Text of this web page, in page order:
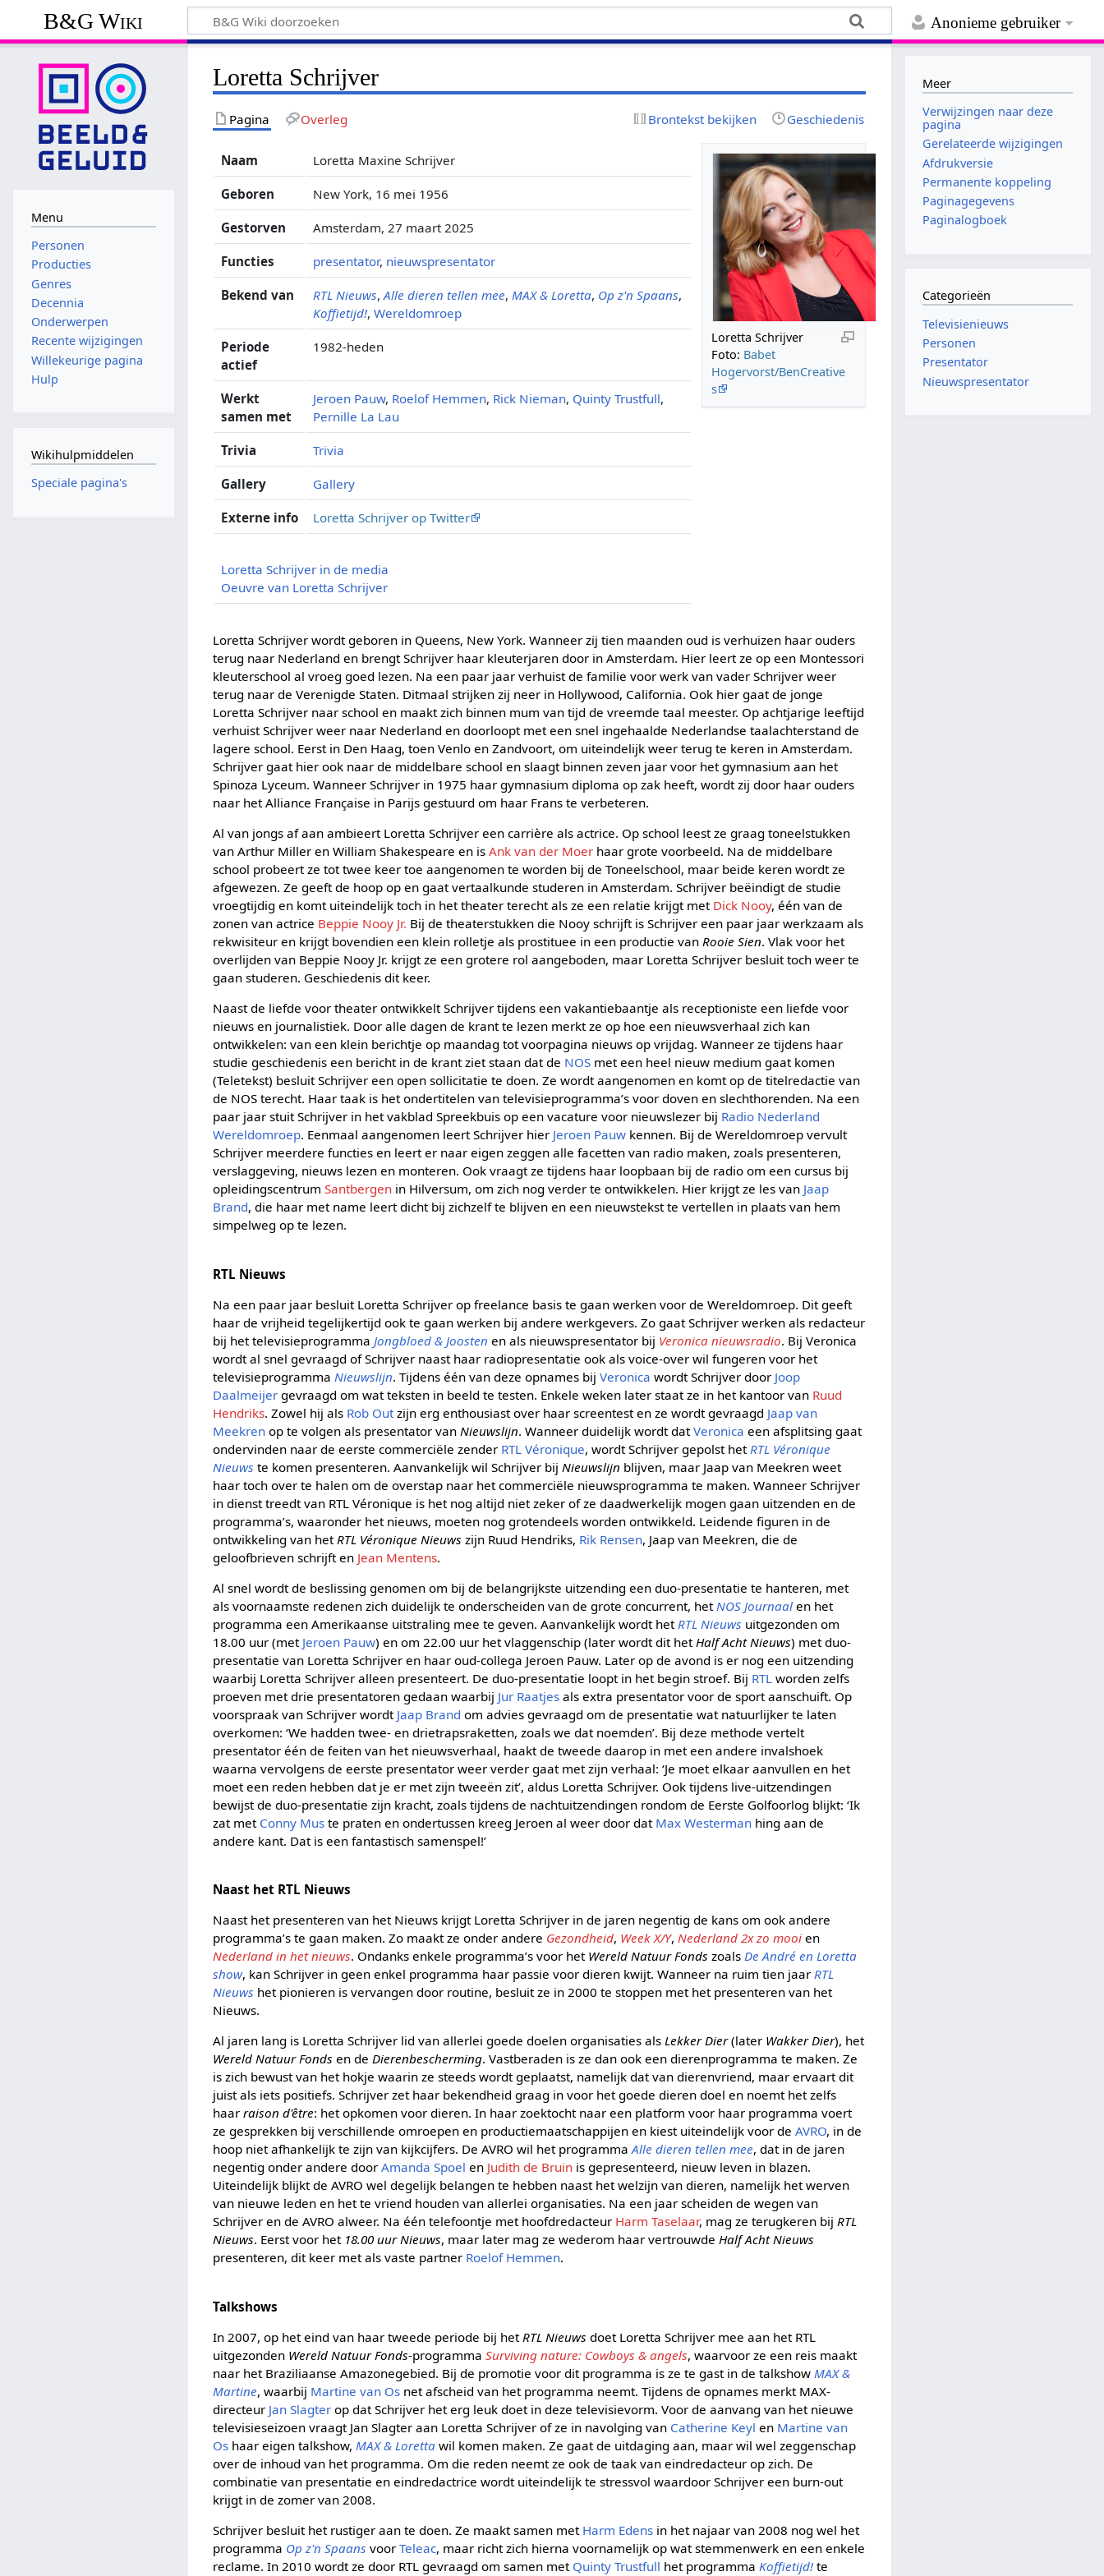
Anonieme gebruiker
B&G Wiki
Loretta Schrijver
Pagina Overleg Brontekst bekijken Geschiedenis
Loretta Schrijver
Foto: Babet
Hogervorst/BenCreative
s
Naam Loretta Maxine Schrijver
Geboren New York, 16 mei 1956
Gestorven Amsterdam, 27 maart 2025
Functies presentator, nieuwspresentator
Bekend van RTL Nieuws,Alle dieren tellen mee, MAX & Loretta, Op z'n Spaans,
Koffietijd!,Wereldomroep
Periode
actief
1982-heden
Werkt
samen met
Jeroen Pauw, Roelof Hemmen, Rick Nieman, Quinty Trustfull,
Pernille La Lau
Trivia Trivia
Gallery Gallery
Externe info Loretta Schrijver op Twitter
Loretta Schrijver in de media
Oeuvre van Loretta Schrijver
Loretta Schrijver wordt geboren in Queens, New York. Wanneer zij tien maanden oud is verhuizen haar ouders
terug naar Nederland en brengt Schrijver haar kleuterjaren door in Amsterdam. Hier leert ze op een Montessori
kleuterschool al vroeg goed lezen. Na een paar jaar verhuist de familie voor werk van vader Schrijver weer
terug naar de Verenigde Staten. Ditmaal strijken zij neer in Hollywood, California. Ook hier gaat de jonge
Loretta Schrijver naar school en maakt zich binnen mum van tijd de vreemde taal meester. Op achtjarige leeftijd
verhuist Schrijver weer naar Nederland en doorloopt met een snel ingehaalde Nederlandse taalachterstand de
lagere school. Eerst in Den Haag, toen Venlo en Zandvoort, om uiteindelijk weer terug te keren in Amsterdam.
Schrijver gaat hier ook naar de middelbare school en slaagt binnen zeven jaar voor het gymnasium aan het
Spinoza Lyceum. Wanneer Schrijver in 1975 haar gymnasium diploma op zak heeft, wordt zij door haar ouders
naar het Alliance Française in Parijs gestuurd om haar Frans te verbeteren.
Al van jongs af aan ambieert Loretta Schrijver een carrière als actrice. Op school leest ze graag toneelstukken
van Arthur Miller en William Shakespeare en isAnk van der Moer haar grote voorbeeld. Na de middelbare
school probeert ze tot twee keer toe aangenomen te worden bij de Toneelschool, maar beide keren wordt ze
afgewezen. Ze geeft de hoop op en gaat vertaalkunde studeren in Amsterdam. Schrijver beëindigt de studie
vroegtijdig en komt uiteindelijk toch in het theater terecht als ze een relatie krijgt met Dick Nooy, één van de
zonen van actrice Beppie Nooy Jr. Bij de theaterstukken die Nooy schrijft is Schrijver een paar jaar werkzaam als
rekwisiteur en krijgt bovendien een klein rolletje als prostituee in een productie vanRooie Sien. Vlak voor het
overlijden van Beppie Nooy Jr. krijgt ze een grotere rol aangeboden, maar Loretta Schrijver besluit toch weer te
gaan studeren. Geschiedenis dit keer.
Naast de liefde voor theater ontwikkelt Schrijver tijdens een vakantiebaantje als receptioniste een liefde voor
nieuws en journalistiek. Door alle dagen de krant te lezen merkt ze op hoe een nieuwsverhaal zich kan
ontwikkelen: van een klein berichtje op maandag tot voorpagina nieuws op vrijdag. Wanneer ze tijdens haar
studie geschiedenis een bericht in de krant ziet staan dat de NOS met een heel nieuw medium gaat komen
(Teletekst) besluit Schrijver een open sollicitatie te doen. Ze wordt aangenomen en komt op de titelredactie van
de NOS terecht. Haar taak is het ondertitelen van televisieprogramma’s voor doven en slechthorenden. Na een
paar jaar stuit Schrijver in het vakblad Spreekbuis op een vacature voor nieuwslezer bij Radio Nederland
Wereldomroep. Eenmaal aangenomen leert Schrijver hier Jeroen Pauw kennen. Bij de Wereldomroep vervult
Schrijver meerdere functies en leert er naar eigen zeggen alle facetten van radio maken, zoals presenteren,
verslaggeving, nieuws lezen en monteren. Ook vraagt ze tijdens haar loopbaan bij de radio om een cursus bij
opleidingscentrumSantbergen in Hilversum, om zich nog verder te ontwikkelen. Hier krijgt ze les van Jaap
Brand, die haar met name leert dicht bij zichzelf te blijven en een nieuwstekst te vertellen in plaats van hem
simpelweg op te lezen.
RTL Nieuws
Na een paar jaar besluit Loretta Schrijver op freelance basis te gaan werken voor de Wereldomroep. Dit geeft
haar de vrijheid tegelijkertijd ook te gaan werken bij andere werkgevers. Zo gaat Schrijver werken als redacteur
bij het televisieprogramma Jongbloed & Joosten en als nieuwspresentator bij Veronica nieuwsradio. Bij Veronica
wordt al snel gevraagd of Schrijver naast haar radiopresentatie ook als voice-over wil fungeren voor het
televisieprogramma Nieuwslijn. Tijdens één van deze opnames bijVeronica wordt Schrijver door Joop
Daalmeijer gevraagd om wat teksten in beeld te testen. Enkele weken later staat ze in het kantoor van Ruud
Hendriks. Zowel hij als Rob Out zijn erg enthousiast over haar screentest en ze wordt gevraagd Jaap van
Meekren op te volgen als presentator van Nieuwslijn. Wanneer duidelijk wordt datVeronica een afsplitsing gaat
ondervinden naar de eerste commerciële zender RTL Véronique, wordt Schrijver gepolst het RTL Véronique
Nieuws te komen presenteren. Aanvankelijk wil Schrijver bij Nieuwslijn blijven, maar Jaap van Meekren weet
haar toch over te halen om de overstap naar het commerciële nieuwsprogramma te maken. Wanneer Schrijver
in dienst treedt van RTL Véronique is het nog altijd niet zeker of ze daadwerkelijk mogen gaan uitzenden en de
programma’s, waaronder het nieuws, moeten nog grotendeels worden ontwikkeld. Leidende figuren in de
ontwikkeling van het RTL Véronique Nieuws zijn Ruud Hendriks, Rik Rensen, Jaap van Meekren, die de
geloofbrieven schrijft en Jean Mentens.
Al snel wordt de beslissing genomen om bij de belangrijkste uitzending een duo-presentatie te hanteren, met
als voornaamste redenen zich duidelijk te onderscheiden van de grote concurrent, het NOS Journaal en het
programma een Amerikaanse uitstraling mee te geven. Aanvankelijk wordt het RTL Nieuws uitgezonden om
18.00 uur (met Jeroen Pauw) en om 22.00 uur het vlaggenschip (later wordt dit het Half Acht Nieuws) met duo-
presentatie van Loretta Schrijver en haar oud-collega Jeroen Pauw. Later op de avond is er nog een uitzending
waarbij Loretta Schrijver alleen presenteert. De duo-presentatie loopt in het begin stroef. Bij RTL worden zelfs
proeven met drie presentatoren gedaan waarbij Jur Raatjes als extra presentator voor de sport aanschuift. Op
voorspraak van Schrijver wordt Jaap Brand om advies gevraagd om de presentatie wat natuurlijker te laten
overkomen: ‘We hadden twee- en drietrapsraketten, zoals we dat noemden’. Bij deze methode vertelt
presentator één de feiten van het nieuwsverhaal, haakt de tweede daarop in met een andere invalshoek
waarna vervolgens de eerste presentator weer verder gaat met zijn verhaal: ‘Je moet elkaar aanvullen en het
moet een reden hebben dat je er met zijn tweeën zit’, aldus Loretta Schrijver. Ook tijdens live-uitzendingen
bewijst de duo-presentatie zijn kracht, zoals tijdens de nachtuitzendingen rondom de Eerste Golfoorlog blijkt: ‘Ik
zat met Conny Mus te praten en ondertussen kreeg Jeroen al weer door dat Max Westerman hing aan de
andere kant. Dat is een fantastisch samenspel!’
Naast het RTL Nieuws
Naast het presenteren van het Nieuws krijgt Loretta Schrijver in de jaren negentig de kans om ook andere
programma’s te gaan maken. Zo maakt ze onder andere Gezondheid, Week X/Y,Nederland 2x zo mooi en
Nederland in het nieuws. Ondanks enkele programma’s voor het Wereld Natuur Fonds zoalsDe André en Loretta
show, kan Schrijver in geen enkel programma haar passie voor dieren kwijt. Wanneer na ruim tien jaarRTL
Nieuws het pionieren is vervangen door routine, besluit ze in 2000 te stoppen met het presenteren van het
Nieuws.
Al jaren lang is Loretta Schrijver lid van allerlei goede doelen organisaties alsLekker Dier(later Wakker Dier), het
Wereld Natuur Fonds en deDierenbescherming. Vastberaden is ze dan ook een dierenprogramma te maken. Ze
is zich bewust van het hokje waarin ze steeds wordt geplaatst, namelijk dat van dierenvriend, maar ervaart dit
juist als iets positiefs. Schrijver zet haar bekendheid graag in voor het goede dieren doel en noemt het zelfs
haarraison d'être: het opkomen voor dieren. In haar zoektocht naar een platform voor haar programma voert
ze gesprekken bij verschillende omroepen en productiemaatschappijen en kiest uiteindelijk voor deAVRO, in de
hoop niet afhankelijk te zijn van kijkcijfers. De AVRO wil het programmaAlle dieren tellen mee, dat in de jaren
negentig onder andere doorAmanda Spoel en Judith de Bruin is gepresenteerd, nieuw leven in blazen.
Uiteindelijk blijkt de AVRO wel degelijk belangen te hebben naast het welzijn van dieren, namelijk het werven
van nieuwe leden en het te vriend houden van allerlei organisaties. Na een jaar scheiden de wegen van
Schrijver en de AVRO alweer. Na één telefoontje met hoofdredacteur Harm Taselaar, mag ze terugkeren bijRTL
Nieuws. Eerst voor het 18.00 uur Nieuws, maar later mag ze wederom haar vertrouwdeHalf Acht Nieuws
presenteren, dit keer met als vaste partner Roelof Hemmen.
Talkshows
In 2007, op het eind van haar tweede periode bij het RTL Nieuws doet Loretta Schrijver mee aan het RTL
uitgezonden Wereld Natuur Fonds-programmaSurviving nature: Cowboys & angels, waarvoor ze een reis maakt
naar het Braziliaanse Amazonegebied. Bij de promotie voor dit programma is ze te gast in de talkshow MAX &
Martine, waarbij Martine van Os net afscheid van het programma neemt. Tijdens de opnames merkt MAX-
directeur Jan Slagter op dat Schrijver het erg leuk doet in deze televisievorm. Voor de aanvang van het nieuwe
televisieseizoen vraagt Jan Slagter aan Loretta Schrijver of ze in navolging van Catherine Keyl en Martine van
Os haar eigen talkshow, MAX & Loretta wil komen maken. Ze gaat de uitdaging aan, maar wil wel zeggenschap
over de inhoud van het programma. Om die reden neemt ze ook de taak van eindredacteur op zich. De
combinatie van presentatie en eindredactrice wordt uiteindelijk te stressvol waardoor Schrijver een burn-out
krijgt in de zomer van 2008.
Schrijver besluit het rustiger aan te doen. Ze maakt samen met Harm Edens in het najaar van 2008 nog wel het
programma Op z'n Spaans voorTeleac, maar richt zich hierna voornamelijk op wat stemmenwerk en een enkele
reclame. In 2010 wordt ze door RTL gevraagd om samen met Quinty Trustfull het programmaKoffietijd! te
Menu
Personen
Producties
Genres
Decennia
Onderwerpen
Recente wijzigingen
Willekeurige pagina
Hulp
Wikihulpmiddelen
Speciale pagina's
Meer
Verwijzingen naar deze
pagina
Gerelateerde wijzigingen
Afdrukversie
Permanente koppeling
Paginagegevens
Paginalogboek
Categorieën
Televisienieuws
Personen
Presentator
Nieuwspresentator